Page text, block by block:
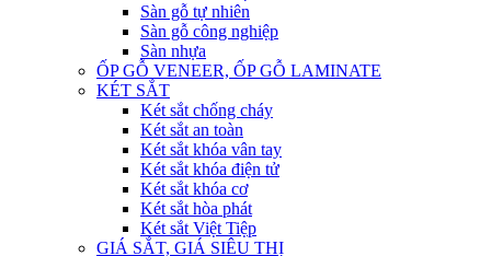
Sàn gỗ tự nhiên
Sàn gỗ công nghiệp
Sàn nhựa
ỐP GỖ VENEER, ỐP GỖ LAMINATE
KÉT SẮT
Két sắt chống cháy
Két sắt an toàn
Két sắt khóa vân tay
Két sắt khóa điện tử
Két sắt khóa cơ
Két sắt hòa phát
Két sắt Việt Tiệp
GIÁ SẮT, GIÁ SIÊU THỊ